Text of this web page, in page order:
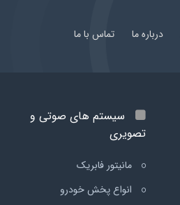
درباره ما تماس با ما
سیستم های صوتی و
تصویری
مانیتور فابریک
انواع پخش خودرو